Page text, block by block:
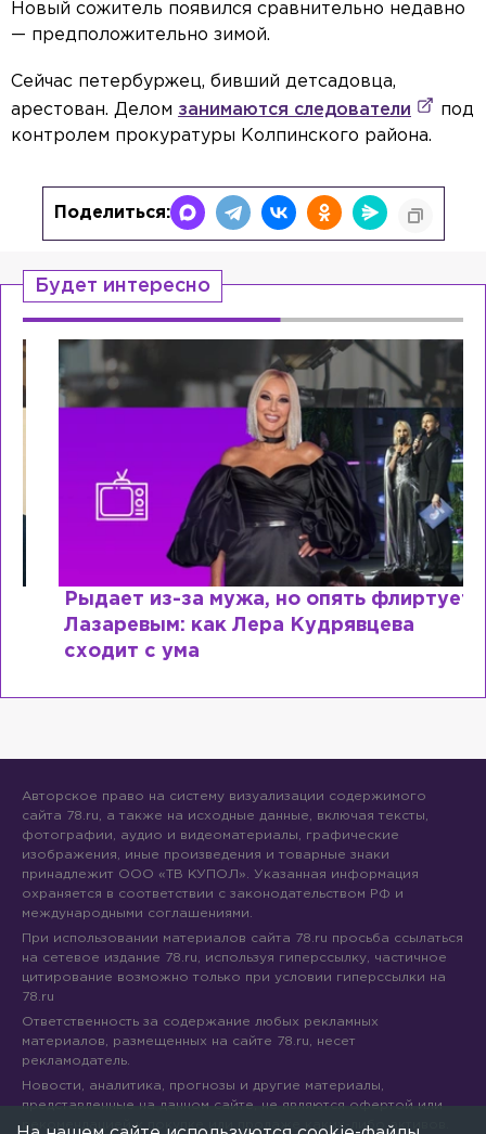
Новый сожитель появился сравнительно недавно
— предположительно зимой.
Сейчас петербуржец, бивший детсадовца,
арестован. Делом занимаются следователи
под
контролем прокуратуры Колпинского района.
Поделиться:
Будет интересно
Рыдает из-за мужа, но опять флиртует с
Лазаревым: как Лера Кудрявцева
сходит с ума
Авторское право на систему визуализации содержимого
сайта 78.ru, а также на исходные данные, включая тексты,
фотографии, аудио и видеоматериалы, графические
изображения, иные произведения и товарные знаки
принадлежит ООО «ТВ КУПОЛ». Указанная информация
охраняется в соответствии с законодательством РФ и
международными соглашениями.
При использовании материалов сайта 78.ru просьба ссылаться
на сетевое издание 78.ru, используя гиперссылку, частичное
цитирование возможно только при условии гиперссылки на
78.ru
Ответственность за содержание любых рекламных
материалов, размещенных на сайте 78.ru, несет
рекламодатель.
Новости, аналитика, прогнозы и другие материалы,
представленные на данном сайте, не являются офертой или
рекомендацией к покупке или продаже каких-либо активов.